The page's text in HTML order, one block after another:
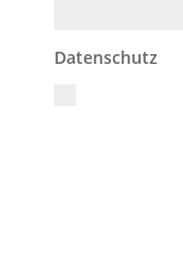
Datenschutz